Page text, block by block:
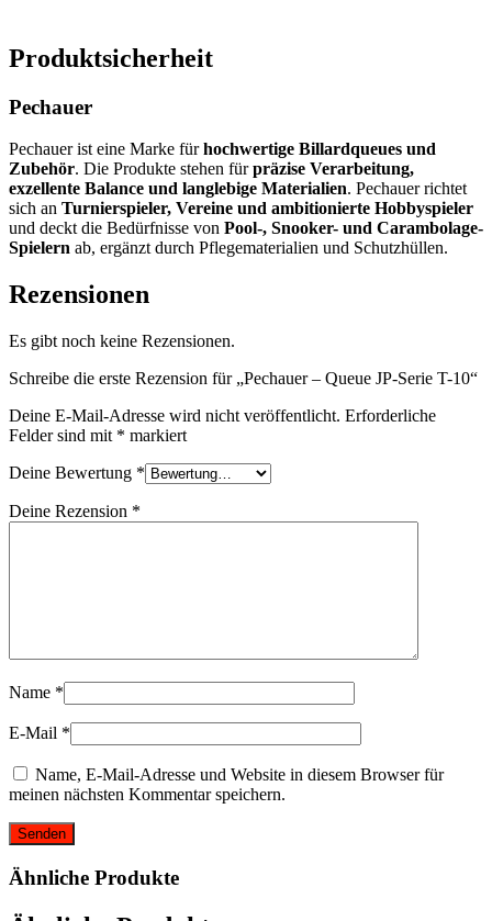
Produktsicherheit
Pechauer
Pechauer ist eine Marke fürhochwertige Billardqueues und
Zubehör. Die Produkte stehen fürpräzise Verarbeitung,
exzellente Balance und langlebige Materialien. Pechauer richtet
sich an Turnierspieler, Vereine und ambitionierte Hobbyspieler
und deckt die Bedürfnisse von Pool-, Snooker- und Carambolage-
Spielern ab, ergänzt durch Pflegematerialien und Schutzhüllen.
Rezensionen
Es gibt noch keine Rezensionen.
Schreibe die erste Rezension für „Pechauer – Queue JP-Serie T-10“
Deine E-Mail-Adresse wird nicht veröffentlicht. Erforderliche
Felder sind mit * markiert
Deine Bewertung *
Deine Rezension *
Name *
E-Mail *
Name, E-Mail-Adresse und Website in diesem Browser für
meinen nächsten Kommentar speichern.
Ähnliche Produkte